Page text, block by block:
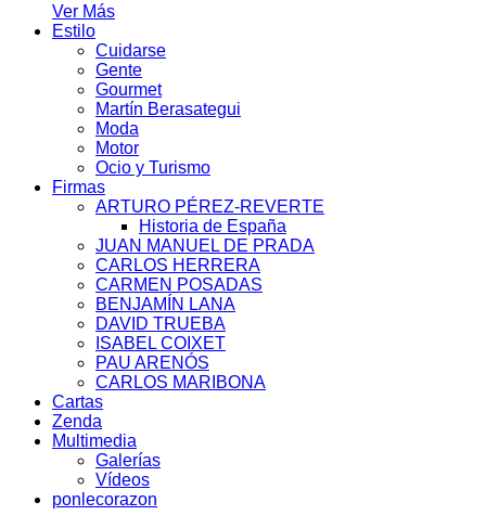
Ver Más
Estilo
Cuidarse
Gente
Gourmet
Martín Berasategui
Moda
Motor
Ocio y Turismo
Firmas
ARTURO PÉREZ-REVERTE
Historia de España
JUAN MANUEL DE PRADA
CARLOS HERRERA
CARMEN POSADAS
BENJAMÍN LANA
DAVID TRUEBA
ISABEL COIXET
PAU ARENÓS
CARLOS MARIBONA
Cartas
Zenda
Multimedia
Galerías
Vídeos
ponlecorazon